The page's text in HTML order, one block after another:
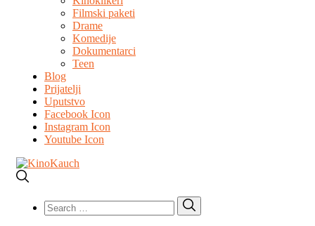
Filmski paketi
Drame
Komedije
Dokumentarci
Teen
Blog
Prijatelji
Uputstvo
Facebook Icon
Instagram Icon
Youtube Icon
Search
for: